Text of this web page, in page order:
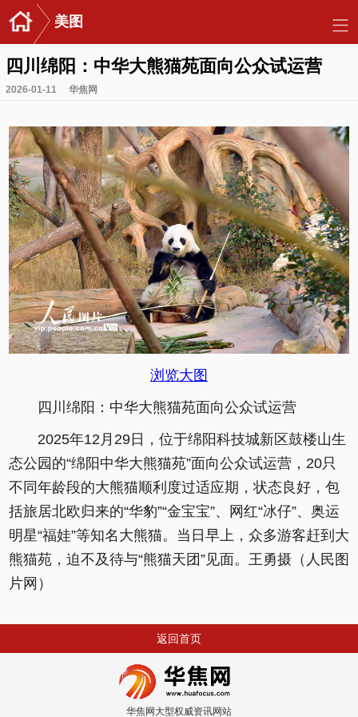
美图
四川绵阳：中华大熊猫苑面向公众试运营
2026-01-11 华焦网
浏览大图
四川绵阳：中华大熊猫苑面向公众试运营
2025年12月29日，位于绵阳科技城新区鼓楼山生
态公园的“绵阳中华大熊猫苑”面向公众试运营，20只
不同年龄段的大熊猫顺利度过适应期，状态良好，包
括旅居北欧归来的“华豹”“金宝宝”、网红“冰仔”、奥运
明星“福娃”等知名大熊猫。当日早上，众多游客赶到大
熊猫苑，迫不及待与“熊猫天团”见面。王勇摄（人民图
片网）
返回首页
华焦网大型权威资讯网站